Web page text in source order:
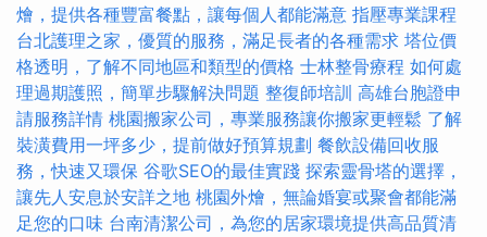
燴，提供各種豐富餐點，讓每個人都能滿意 指壓專業課程
台北護理之家，優質的服務，滿足長者的各種需求 塔位價
格透明，了解不同地區和類型的價格 士林整骨療程 如何處
理過期護照，簡單步驟解決問題 整復師培訓 高雄台胞證申
請服務詳情 桃園搬家公司，專業服務讓你搬家更輕鬆 了解
裝潢費用一坪多少，提前做好預算規劃 餐飲設備回收服
務，快速又環保 谷歌SEO的最佳實踐 探索靈骨塔的選擇，
讓先人安息於安詳之地 桃園外燴，無論婚宴或聚會都能滿
足您的口味 台南清潔公司，為您的居家環境提供高品質清